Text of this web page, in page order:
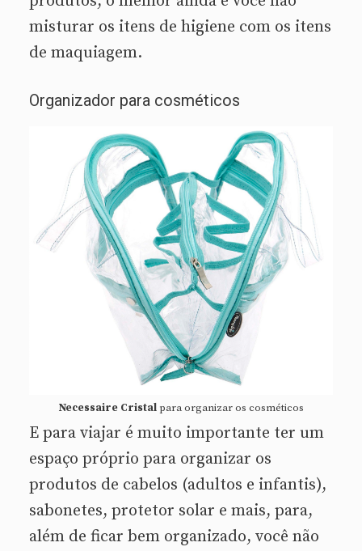
misturar os itens de higiene com os itens
de maquiagem.
Organizador para cosméticos
Necessaire Cristalpara organizar os cosméticos
E para viajar é muito importante ter um
espaço próprio para organizar os
produtos de cabelos (adultos e infantis),
sabonetes, protetor solar e mais, para,
além de ficar bem organizado, você não